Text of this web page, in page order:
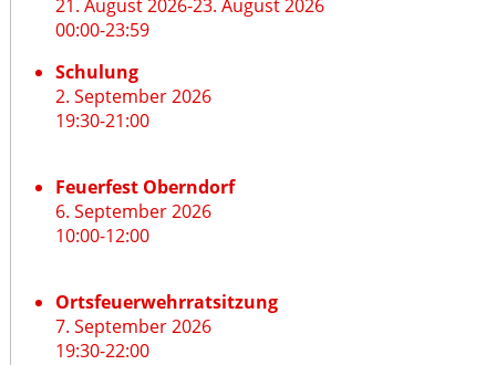
21. August 2026-23. August 2026
00:00-23:59
Schulung
2. September 2026
19:30-21:00
Feuerfest Oberndorf
6. September 2026
10:00-12:00
Ortsfeuerwehrratsitzung
7. September 2026
19:30-22:00